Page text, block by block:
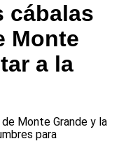
cábalas
Monte
a la
Monte Grande y la
para